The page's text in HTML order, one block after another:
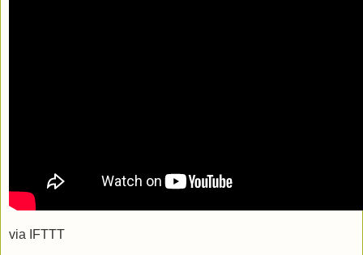
via IFTTT